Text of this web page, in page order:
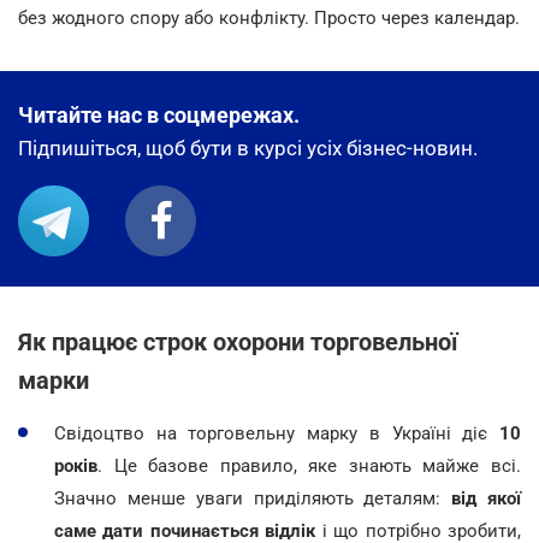
без жодного спору або конфлікту. Просто через календар.
Читайте нас в соцмережах.
Підпишіться, щоб бути в курсі усіх бізнес-новин.
Як працює строк охорони торговельної
марки
Свідоцтво на торговельну марку в Україні діє 10
років. Це базове правило, яке знають майже всі.
Значно менше уваги приділяють деталям: від якої
саме дати починається відлік і що потрібно зробити,